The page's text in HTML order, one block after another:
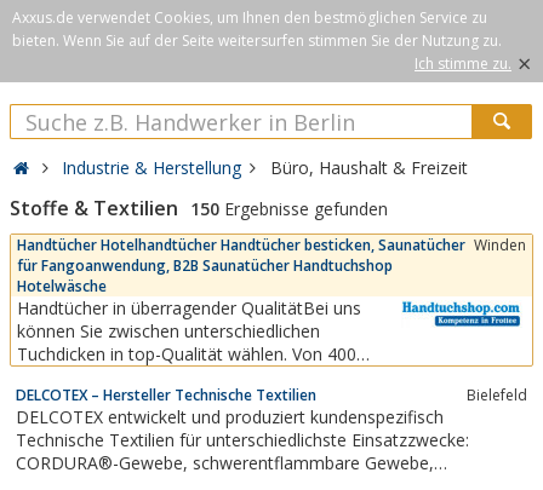
Axxus.de verwendet Cookies, um Ihnen den bestmöglichen Service zu
bieten. Wenn Sie auf der Seite weitersurfen stimmen Sie der Nutzung zu.
Ich stimme zu. ×
Industrie & Herstellung Büro, Haushalt & Freizeit
Stoffe & Textilien 150 Ergebnisse gefunden
Handtücher Hotelhandtücher Handtücher besticken, Saunatücher
für Fangoanwendung, B2B Saunatücher Handtuchshop
Hotelwäsche
Winden
Handtücher in überragender QualitätBei uns
können Sie zwischen unterschiedlichen
Tuchdicken in top-Qualität wählen. Von 400
Luxushandtuch, dem Residenz Deluxe plus mit
einer Dicke von 630 g/m². Für alle gewerblichen
und privaten Anwendungsbereiche führen wir die
passenden Frottierwaren,...
DELCOTEX – Hersteller Technische Textilien Bielefeld
DELCOTEX entwickelt und produziert kundenspezifisch
Technische Textilien für unterschiedlichste Einsatzzwecke:
CORDURA®-Gewebe, schwerentflammbare Gewebe,